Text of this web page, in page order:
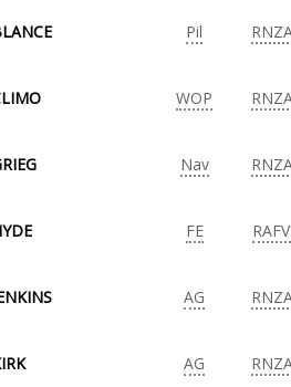
Pil
WOP
Nav
FE
AG
AG